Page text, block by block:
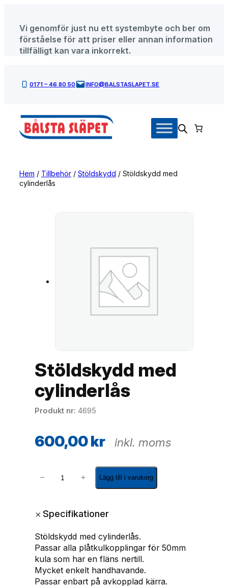
innehåll
Vi genomför just nu ett systembyte och ber om
förståelse för att priser eller annan information
tillfälligt kan vara inkorrekt.
0171 – 46 80 50 INFO@BALSTASLAPET.SE
Hem / Tillbehör / Stöldskydd / Stöldskydd med
cylinderlås
Stöldskydd med
cylinderlås
Produkt nr 4695
600,00kr inkl. moms
d
k
y
d
d
m
− + Lägg till i varukorg
+Specifikationer
Stöldskydd med cylinderlås.
Passar alla plåtkulkopplingar för 50mm
kula som har en fläns nertill.
Mycket enkelt handhavande.
Passar enbart på avkopplad kärra.